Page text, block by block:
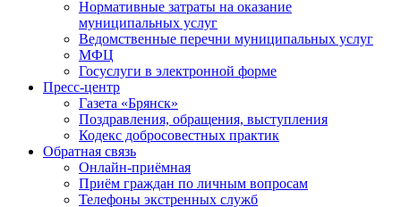
Нормативные затраты на оказание
муниципальных услуг
Ведомственные перечни муниципальных услуг
МФЦ
Госуслуги в электронной форме
Пресс-центр
Газета «Брянск»
Поздравления, обращения, выступления
Кодекс добросовестных практик
Обратная связь
Онлайн-приёмная
Приём граждан по личным вопросам
Телефоны экстренных служб